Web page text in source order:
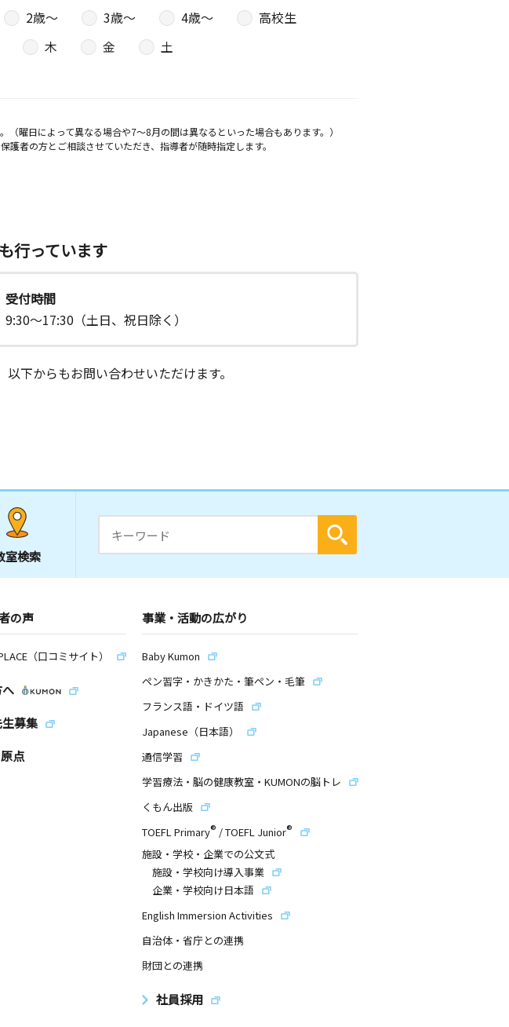
2歳〜 3歳〜 4歳〜
高校生
木 金
土
曜日によって異なる場合や7～8月の間は異なるといった場合もあります。）
者の方とご相談させていただき、指導者が随時指定します。
も行っています
受付時間
9:30～17:30（土日、祝日除く）
下からもお問い合わせいただけます。
室検索
の声
（口コミサイト）
募集
点
事業・活動の広がり
Baby Kumon
ペン習字・かきかた・筆ペン・毛筆
フランス語・ドイツ語
Japanese（日本語）
通信学習
学習療法・脳の健康教室・KUMONの脳トレ
くもん出版
TOEFL Primary® /TOEFL Junior®
施設・学校・企業での公文式
施設・学校向け導入事業
企業・学校向け日本語
English Immersion Activities
自治体・省庁との連携
財団との連携
社員採用